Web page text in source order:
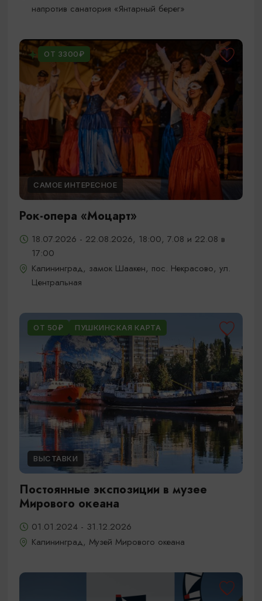
напротив санатория «Янтарный берег»
ОТ 3300₽
САМОЕ ИНТЕРЕСНОЕ
Рок-опера «Моцарт»
18.07.2026 - 22.08.2026, 18:00, 7.08 и 22.08 в
17:00
Калининград, замок Шаакен, пос. Некрасово, ул.
Центральная
ОТ 50₽ ПУШКИНСКАЯ КАРТА
ВЫСТАВКИ
Постоянные экспозиции в музее
Мирового океана
01.01.2024 - 31.12.2026
Калининград, Музей Мирового океана